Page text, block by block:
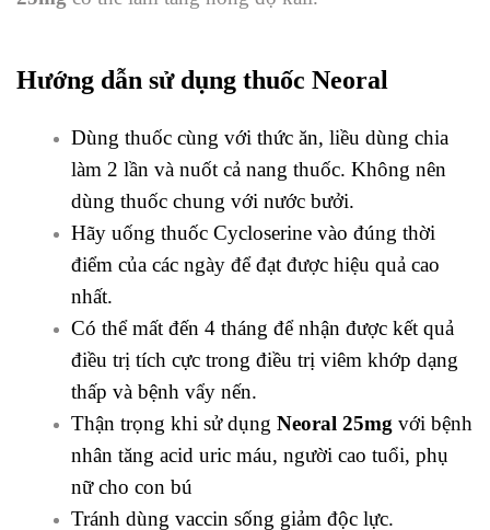
Hướng dẫn sử dụng thuốc Neoral
Dùng thuốc cùng với thức ăn, liều dùng chia
làm 2 lần và nuốt cả nang thuốc. Không nên
dùng thuốc chung với nước bưởi.
Hãy uống thuốc Cycloserine vào đúng thời
điểm của các ngày để đạt được hiệu quả cao
nhất.
Có thể mất đến 4 tháng để nhận được kết quả
điều trị tích cực trong điều trị viêm khớp dạng
thấp và bệnh vẩy nến.
Thận trọng khi sử dụng Neoral 25mg với bệnh
nhân tăng acid uric máu, người cao tuổi, phụ
nữ cho con bú
Tránh dùng vaccin sống giảm độc lực.